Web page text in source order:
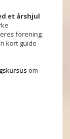
et årshjul
forening.
kort guide
om